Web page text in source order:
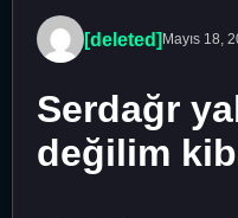
[deleted] Mayıs 18,
Serdağr
değilim